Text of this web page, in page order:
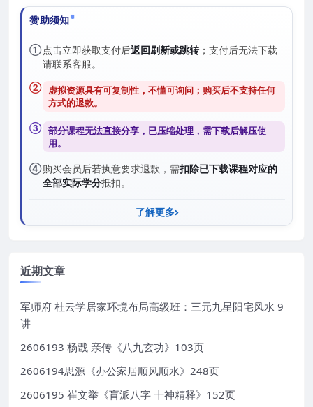
赞助须知
①点击立即获取支付后返回刷新或跳转；支付后无法下载
请联系客服。
② 虚拟资源具有可复制性，不懂可询问；购买后不支持任何
方式的退款。
③ 部分课程无法直接分享，已压缩处理，需下载后解压使
用。
④购买会员后若执意要求退款，需扣除已下载课程对应的
全部实际学分抵扣。
了解更多
近期文章
军师府 杜云学居家环境布局高级班：三元九星阳宅风水 9
讲
2606193 杨戬 亲传《八九玄功》103页
2606194思源《办公家居顺风顺水》248页
2606195 崔文举《盲派八字 十神精释》152页